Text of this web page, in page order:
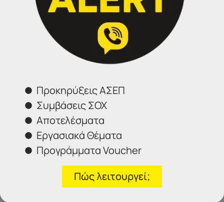
[contact-form-7 id=”23466″ title=”contact dynamic
Επικοινωνήστε μαζί μας
IDEA
Θα χαρούμε να σας εξυπηρετήσουμε:
Προκηρύξεις ΑΣΕΠ
Συμβάσεις ΣΟΧ
Αποτελέσματα
Εργασιακά Θέματα
Προγράμματα Voucher
Πώς λειτουργεί;